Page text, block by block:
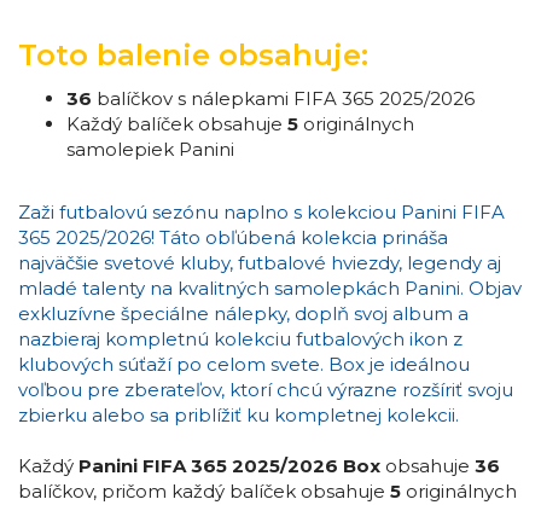
Toto balenie obsahuje:
36 balíčkov s nálepkami FIFA 365 2025/2026
Každý balíček obsahuje 5 originálnych
samolepiek Panini
Zaži futbalovú sezónu naplno s kolekciou Panini FIFA
365 2025/2026! Táto obľúbená kolekcia prináša
najväčšie svetové kluby, futbalové hviezdy, legendy aj
mladé talenty na kvalitných samolepkách Panini. Objav
exkluzívne špeciálne nálepky, doplň svoj album a
nazbieraj kompletnú kolekciu futbalových ikon z
klubových súťaží po celom svete. Box je ideálnou
voľbou pre zberateľov, ktorí chcú výrazne rozšíriť svoju
zbierku alebo sa priblížiť ku kompletnej kolekcii.
Každý Panini FIFA 365 2025/2026 Box obsahuje 36
balíčkov, pričom každý balíček obsahuje 5 originálnych